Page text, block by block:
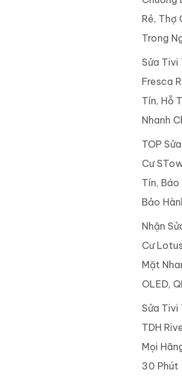
Rẻ, Thợ
Trong
Sửa Tivi
Fresca
Tín, Hỗ
Nhanh
TOP
Cư
Tín, Báo
Bảo
Nhận
Cư
Mặt
OLED,
Sửa Tivi
TDH
Mọi
30 Phút